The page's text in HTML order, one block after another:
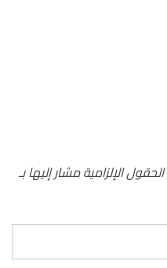
الحقول الإلزامية مشار إليها بـ